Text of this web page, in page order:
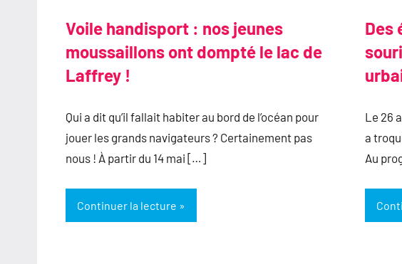
Voile handisport : nos jeunes
moussaillons ont dompté le lac de
Laffrey !
Qui a dit qu’il fallait habiter au bord de l’océan pour
jouer les grands navigateurs ? Certainement pas
nous ! À partir du 14 mai […]
Continuer la lecture
Des
Le 26
a
Au